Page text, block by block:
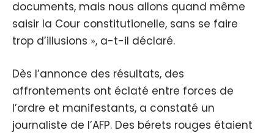
documents, mais nous allons quand même
saisir la Cour constitutionelle, sans se faire
trop d’illusions », a-t-il déclaré.
Dès l’annonce des résultats, des
affrontements ont éclaté entre forces de
l’ordre et manifestants, a constaté un
journaliste de l’AFP. Des bérets rouges étaient